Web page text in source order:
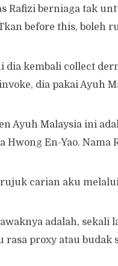
Rafizi berniaga tak
before this, boleh
dia kembali collect
dia pakai Ayuh
Ayuh Malaysia ini
Hwong En-Yao. Nama
carian aku
adalah, sekali
rasa proxy atau budak